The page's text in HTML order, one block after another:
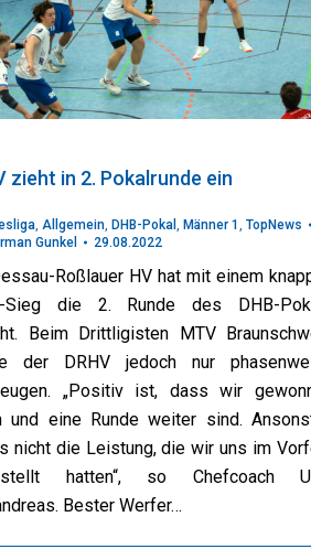
zieht in 2. Pokalrunde ein
, Allgemein, DHB-Pokal , Männer 1 , TopNews
Gunkel 29.08.2022
Roßlauer HV hat mit einem
Sieg die 2. Runde des DHB-
Beim Drittligisten MTV
der DRHV jedoch nur
„Positiv ist, dass wir
und eine Runde weiter sind.
nicht die Leistung, die wir uns im
hatten“, so Chefcoach
Bester Werfer…